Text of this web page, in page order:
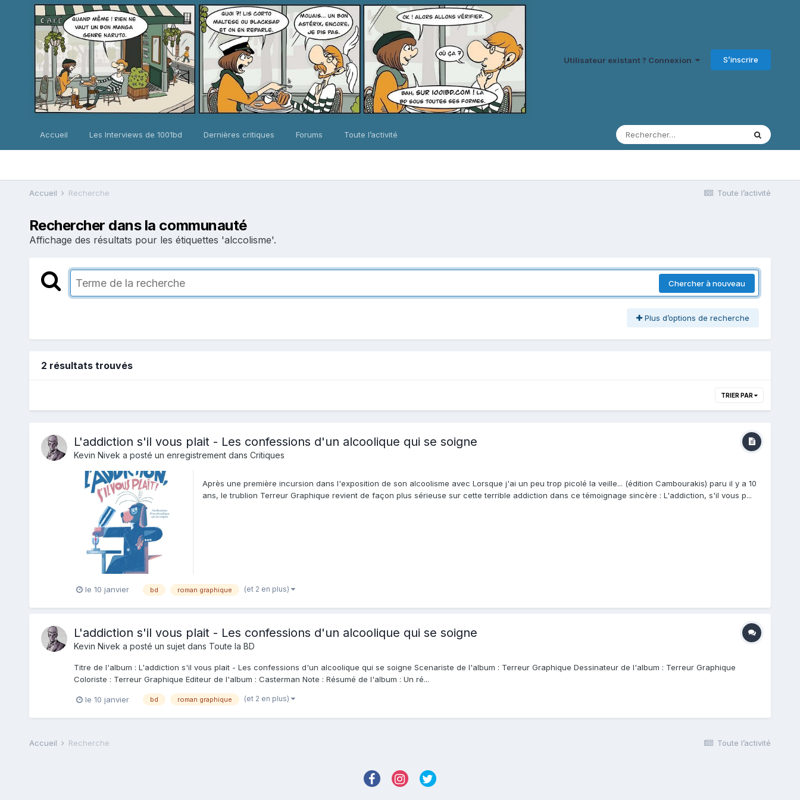
Utilisateur existant ? Connexion S’inscrire
Accueil Les Interviews de 1001bd Dernières critiques Forums Toute l’activité
Toute l’activité
Accueil Recherche
Rechercher dans la communauté
Affichage des résultats pour les étiquettes 'alccolisme'.
Chercher à nouveau
Plus d’options de recherche
2 résultats trouvés
TRIER PAR
L'addiction s'il vous plait - Les confessions d'un alcoolique qui se soigne
Kevin Nivek a posté un enregistrement dans Critiques
Après une première incursion dans l'exposition de son alcoolisme avec Lorsque j'ai un peu trop picolé la veille... (édition Cambourakis) paru il y a 10
ans, le trublion Terreur Graphique revient de façon plus sérieuse sur cette terrible addiction dans ce témoignage sincère : L'addiction, s'il vous p...
le 10 janvier bd roman graphique (et 2 en plus)
L'addiction s'il vous plait - Les confessions d'un alcoolique qui se soigne
Kevin Nivek a posté un sujet dans Toute la BD
Titre de l'album : L'addiction s'il vous plait - Les confessions d'un alcoolique qui se soigne Scenariste de l'album : Terreur Graphique Dessinateur de l'album : Terreur Graphique
Coloriste : Terreur Graphique Editeur de l'album : Casterman Note : Résumé de l'album : Un ré...
le 10 janvier bd roman graphique (et 2 en plus)
Toute l’activité
Accueil Recherche